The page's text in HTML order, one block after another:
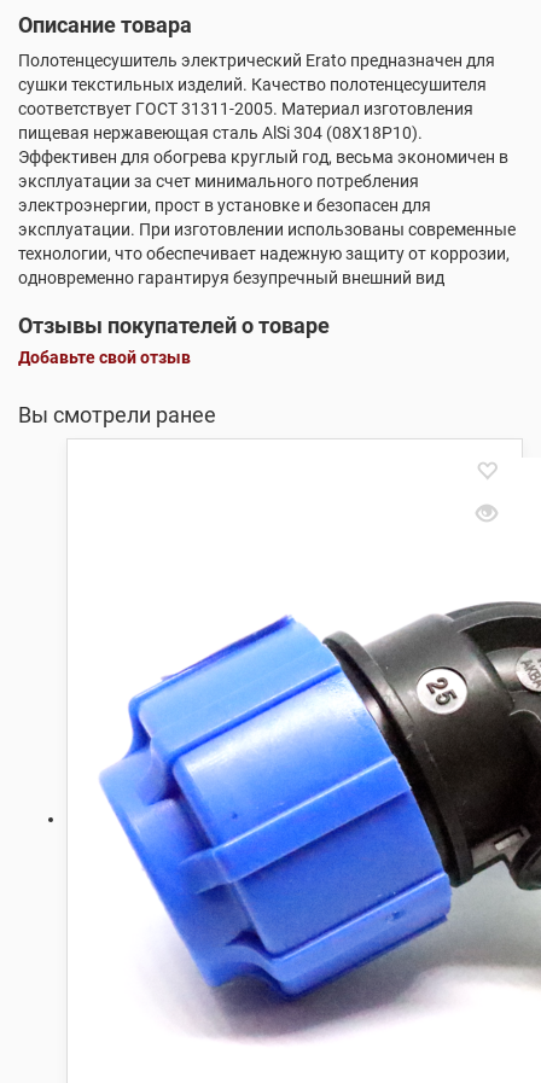
Описание товара
Полотенцесушитель электрический Erato предназначен для
сушки текстильных изделий. Качество полотенцесушителя
соответствует ГОСТ 31311-2005. Материал изготовления
пищевая нержавеющая сталь AlSi 304 (08X18P10).
Эффективен для обогрева круглый год, весьма экономичен в
эксплуатации за счет минимального потребления
электроэнергии, прост в установке и безопасен для
эксплуатации. При изготовлении использованы современные
технологии, что обеспечивает надежную защиту от коррозии,
одновременно гарантируя безупречный внешний вид
Отзывы покупателей о товаре
Добавьте свой отзыв
Вы смотрели ранее